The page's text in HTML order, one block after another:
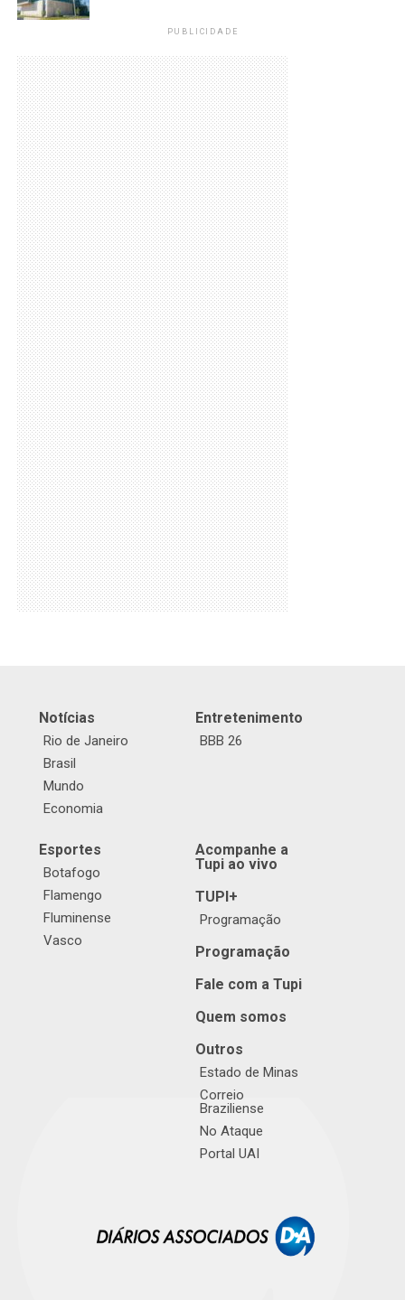
PUBLICIDADE
Notícias
Rio de Janeiro
Brasil
Mundo
Economia
Entretenimento
BBB 26
Esportes
Botafogo
Flamengo
Fluminense
Vasco
Acompanhe a
Tupi ao vivo
TUPI+
Programação
Programação
Fale com a Tupi
Quem somos
Outros
Estado de Minas
Correio
Braziliense
No Ataque
Portal UAI